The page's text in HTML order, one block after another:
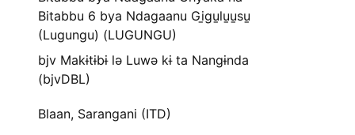
Bitabbu 6 bya Ndagaanu Gi̱gu̱lu̱u̱su̱
(Lugungu) (LUGUNGU)
bjv Makɨtɨbɨ lə Luwə kɨ ta Nangɨnda
(bjvDBL)
Blaan, Sarangani (ITD)